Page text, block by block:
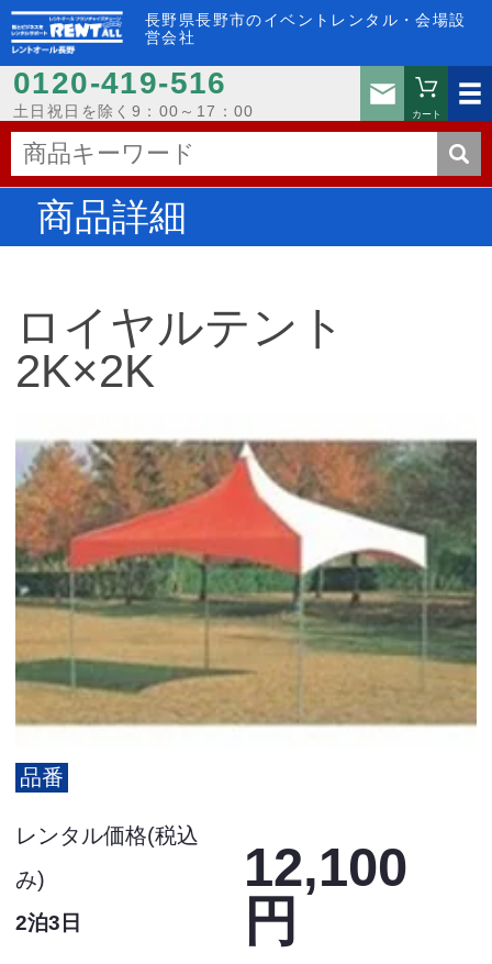
長野県長野市のイベントレンタル・会場設
営会社
0120-419-516
土日祝日を除く9：00～17：00
お問い
カート
商品詳細
ロイヤルテント
2K×2K
品番
レンタル価格(税込
み)
2泊3日
12,100
円